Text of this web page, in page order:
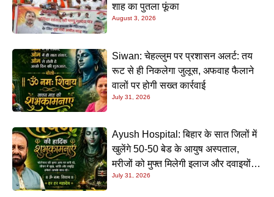
शाह का पुतला फूंका
August 3, 2026
Siwan: चेहल्लुम पर प्रशासन अलर्ट: तय
रूट से ही निकलेगा जुलूस, अफवाह फैलाने
वालों पर होगी सख्त कार्रवाई
July 31, 2026
Ayush Hospital: बिहार के सात जिलों में
खुलेंगे 50-50 बेड के आयुष अस्पताल,
मरीजों को मुफ्त मिलेगी इलाज और दवाइयों
की सुविधा
July 31, 2026